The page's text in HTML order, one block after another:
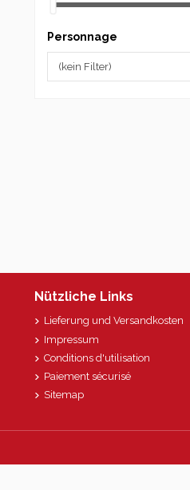
Personnage
(kein Filter)
Nützliche Links
Lieferung und Versandkosten
Impressum
Conditions d'utilisation
Paiement sécurisé
Sitemap